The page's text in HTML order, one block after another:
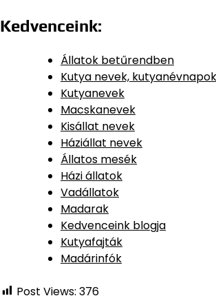
Kedvenceink:
Állatok betűrendben
Kutya nevek,
Kutyanevek
Macskanevek
Kisállat nevek
Háziállat nevek
Állatos mesék
Házi állatok
Vadállatok
Madarak
Kedvenceink blogja
Kutyafajták
Madárinfók
Post Views: 376